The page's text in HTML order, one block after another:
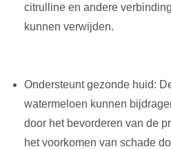
citrulline en andere
kunnen verwijden.
Ondersteunt gezonde huid:
watermeloen kunnen
door het bevorderen van de
het voorkomen van schade